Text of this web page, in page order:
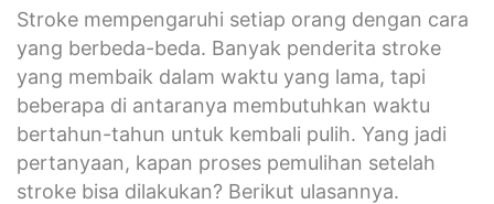
Stroke mempengaruhi setiap orang dengan cara
yang berbeda-beda. Banyak penderita stroke
yang membaik dalam waktu yang lama, tapi
beberapa di antaranya membutuhkan waktu
bertahun-tahun untuk kembali pulih. Yang jadi
pertanyaan, kapan proses pemulihan setelah
stroke bisa dilakukan? Berikut ulasannya.